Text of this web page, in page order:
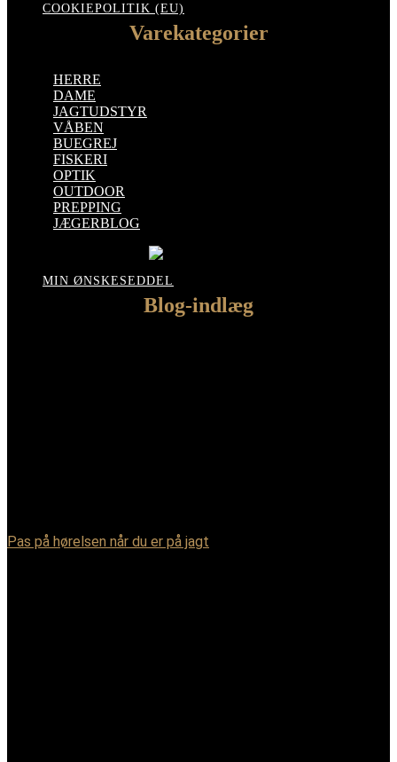
COOKIEPOLITIK (EU)
Varekategorier
HERRE
DAME
JAGTUDSTYR
VÅBEN
BUEGREJ
FISKERI
OPTIK
OUTDOOR
PREPPING
JÆGERBLOG
MIN ØNSKESEDDEL
Blog-indlæg
Pas på hørelsen når du er på jagt